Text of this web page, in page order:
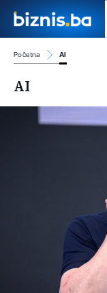
Početna AI
AI